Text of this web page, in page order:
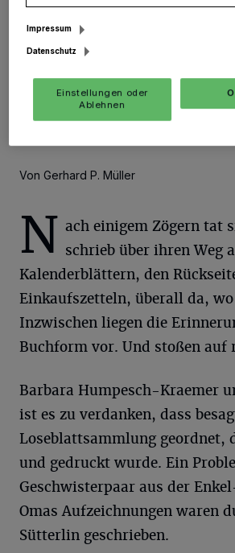
Barbara Humpesch-Kraemer und Karl Gerner
ihrer Oma ein Stück Zeitgeschichte vor dem
Von Gerhard P. Müller
N ach einigem Zögern tat
schrieb über ihren Weg
Kalenderblättern, den
Einkaufszetteln, überall da,
Inzwischen liegen die
Buchform vor. Und stoßen auf
Barbara Humpesch-Kraemer
ist es zu verdanken, dass
Loseblattsammlung
und gedruckt wurde. Ein
Geschwisterpaar aus der
Omas Aufzeichnungen waren
Sütterlin geschrieben.
Impressum
Datenschutz
Einstellungen oder
Ablehnen